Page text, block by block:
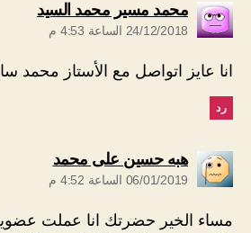
محمد مسير محمد السيد
24/12/2018 الساعة 4:53 م
انا عايز اتواصل مع الأستاز محمد
رد
هبه حسين على محمد
06/01/2019 الساعة 4:52 م
مساء الخير حضرتك انا عملت